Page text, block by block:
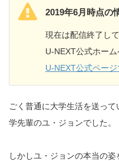
2019年6月時点の
現在は配信終了し
U-NEXT公式ホーム
U-NEXT公式ペー
ごく普通に大学生活を送っ
学先輩のユ・ジョンでした。
しかしユ・ジョンの本当の